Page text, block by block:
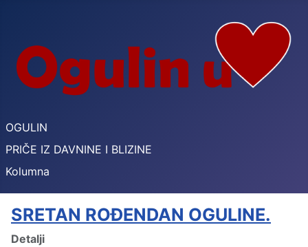
OGULIN
PRIČE IZ DAVNINE I BLIZINE
Kolumna
SRETAN ROĐENDAN OGULINE.
Detalji